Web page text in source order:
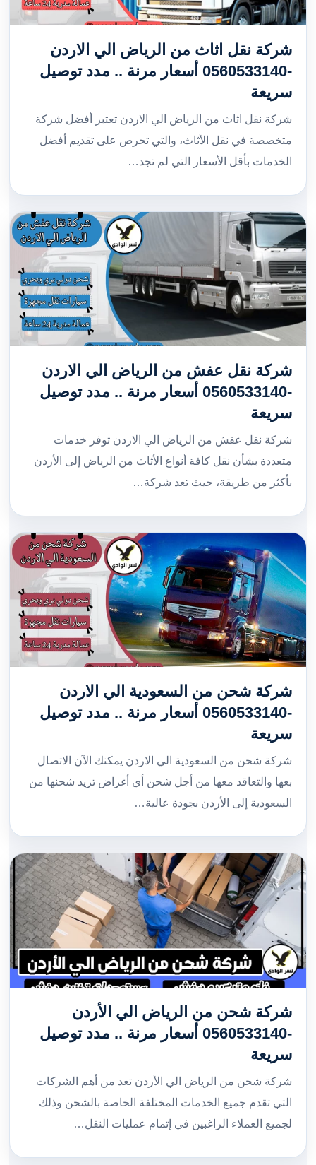
شركة نقل اثاث من الرياض الي الاردن
-0560533140 أسعار مرنة .. مدد توصيل
سريعة
شركة نقل اثاث من الرياض الي الاردن تعتبر أفضل شركة
متخصصة في نقل الأثاث، والتي تحرص على تقديم أفضل
الخدمات بأقل الأسعار التي لم تجد…
شركة نقل عفش من الرياض الي الاردن
-0560533140 أسعار مرنة .. مدد توصيل
سريعة
شركة نقل عفش من الرياض الي الاردن توفر خدمات
متعددة بشأن نقل كافة أنواع الأثاث من الرياض إلى الأردن
بأكثر من طريقة، حيث تعد شركة…
شركة شحن من السعودية الي الاردن
-0560533140 أسعار مرنة .. مدد توصيل
سريعة
شركة شحن من السعودية الي الاردن يمكنك الآن الاتصال
بعها والتعاقد معها من أجل شحن أي أغراض تريد شحنها من
السعودية إلى الأردن بجودة عالية…
شركة شحن من الرياض الي الأردن
-0560533140 أسعار مرنة .. مدد توصيل
سريعة
شركة شحن من الرياض الي الأردن تعد من أهم الشركات
التي تقدم جميع الخدمات المختلفة الخاصة بالشحن وذلك
لجميع العملاء الراغبين في إتمام عمليات النقل…